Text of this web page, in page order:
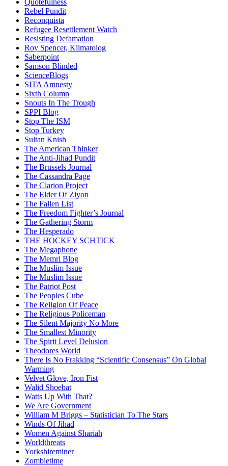
Quotefulness
Rebel Pundit
Reconquista
Refugee Resettlement Watch
Resisting Defamation
Roy Spencer, Klimatolog
Saberpoint
Samson Blinded
ScienceBlogs
SITA Amnesty
Sixth Column
Snouts In The Trough
SPPI Blog
Stop The ISM
Stop Turkey
Sultan Knish
The American Thinker
The Anti-Jihad Pundit
The Brussels Journal
The Cassandra Page
The Clarion Project
The Elder Of Ziyon
The Fallen List
The Freedom Fighter’s Journal
The Gathering Storm
The Hesperado
THE HOCKEY SCHTICK
The Megaphone
The Memri Blog
The Muslim Issue
The Muslim Issue
The Patriot Post
The Peoples Cube
The Religion Of Peace
The Religious Policeman
The Silent Majority No More
The Smallest Minority
The Spirit Level Delusion
Theodores World
There Is No Frakking “Scientific Consensus” On Global
Warming
Velvet Glove, Iron Fist
Walid Shoebat
Watts Up With That?
We Are Government
William M Briggs – Statistician To The Stars
Winds Of Jihad
Women Against Shariah
Worldthreats
Yorkshireminer
Zombietime